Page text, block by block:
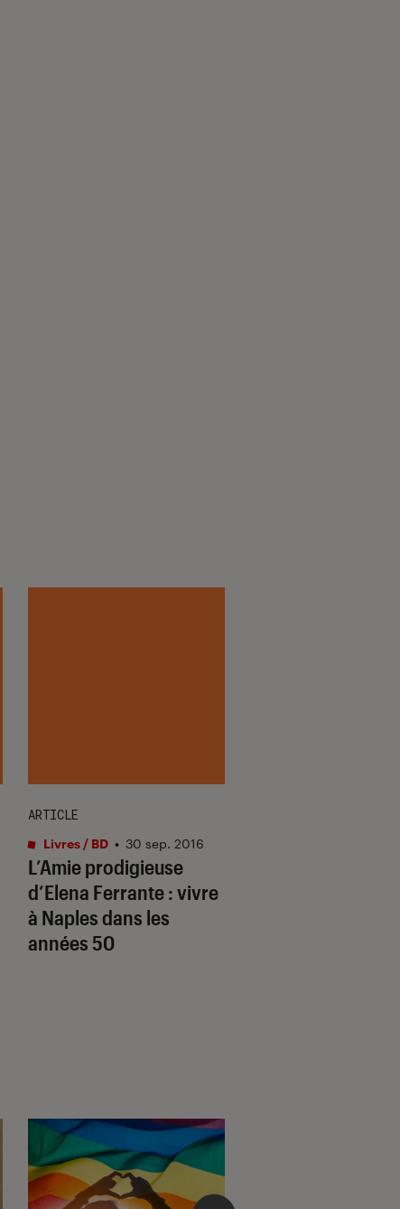
L’Amie prodigieuse
d’Elena Ferrante : vivre
à Naples dans les
années 50
ARTICLE
Livres / BD • 30 sep. 2016